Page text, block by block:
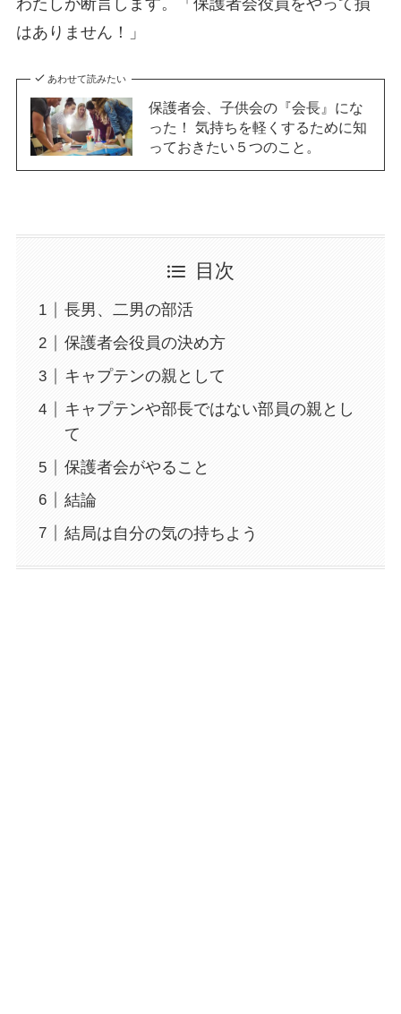
はありません！」
あわせて読みたい
保護者会、子供会の『会長』にな
った！ 気持ちを軽くするために知
っておきたい５つのこと。
目次
長男、二男の部活
保護者会役員の決め方
キャプテンの親として
キャプテンや部長ではない部員の親とし
て
保護者会がやること
結論
結局は自分の気の持ちよう